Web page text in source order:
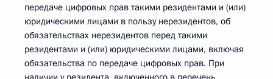
передаче цифровых прав такими резидентами и (или)
юридическими лицами в пользу нерезидентов, об
обязательствах нерезидентов перед такими
резидентами и (или) юридическими лицами, включая
обязательства по передаче цифровых прав. При